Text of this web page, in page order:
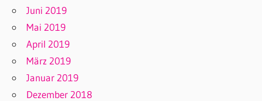
Juni 2019
Mai 2019
April 2019
März 2019
Januar 2019
Dezember 2018